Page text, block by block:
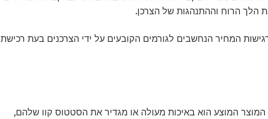
את הלך הרוח וההתנהגות של הצרכן.
המחיר הנחשבים לגורמים הקובעים על ידי הצרכנים בעת רכישת
המוצע הוא באיכות מעולה או מגדיר את הסטטוס קוו שלהם,